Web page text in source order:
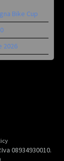
Bike Cup
2026
08934930010.